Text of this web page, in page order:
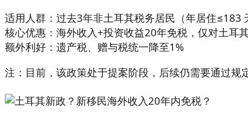
适用人群：过去3年非土耳其税务居民（年居住≤183
核心优惠：海外收入+投资收益20年免税，仅对土耳
额外利好：遗产税、赠与税统一降至1%
注：目前，该政策处于提案阶段，后续仍需要通过规